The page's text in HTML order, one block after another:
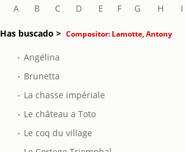
A B C D E F G H I
Has buscado > Compositor: Lamotte, Antony
. Angélina
. Brunetta
. La chasse impériale
. Le château a Toto
. Le coq du village